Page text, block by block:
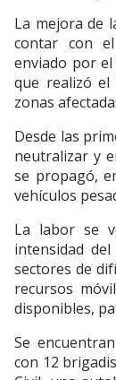
La mejora de
contar con
enviado por el
que realizó el
zonas
Desde las
neutralizar y
se propagó,
vehículos
La labor se
intensidad
sectores de
recursos
disponibles,
Se
con 12